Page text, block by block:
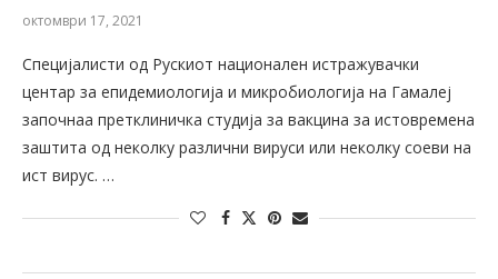
октомври 17, 2021
Специјалисти од Рускиот национален истражувачки
центар за епидемиологија и микробиологија на Гамалеј
започнаа претклиничка студија за вакцина за истовремена
заштита од неколку различни вируси или неколку соеви на
ист вирус. …